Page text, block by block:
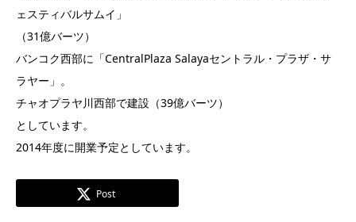
ェスティバルサムイ」
（31億バーツ）
バンコク西部に「CentralPlaza Salayaセントラル・プラザ・サ
ラヤー」。
チャオプラヤ川西部で建設（39億バーツ）
としています。
2014年度に開業予定としています。
Post